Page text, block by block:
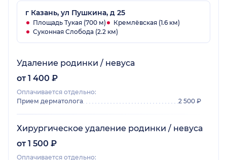
г Казань, ул Пушкина, д 25
Площадь Тукая (700 м)
Кремлёвская (1.6 км)
Суконная Слобода (2.2 км)
Удаление родинки / невуса
от 1 400 ₽
Оплачивается отдельно:
Прием дерматолога
2 500 ₽
Хирургическое удаление родинки / невуса
от 1 500 ₽
Оплачивается отдельно: